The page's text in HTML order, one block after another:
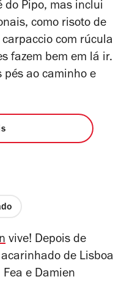
do Pipo, mas inclui
como risoto de
com rúcula
fazem bem em lá ir.
pés ao caminho e
vive! Depois de
de Lisboa
e Damien